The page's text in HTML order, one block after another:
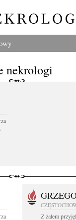
nekrologi
Z żalem